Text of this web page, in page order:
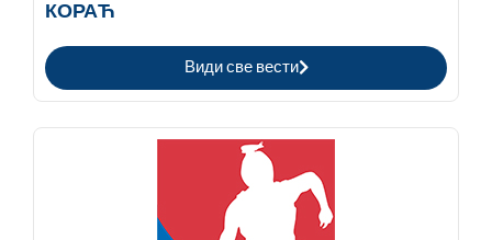
КОРАЋ
Види све вести